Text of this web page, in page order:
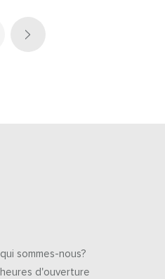
qui sommes-nous?
heures d'ouverture